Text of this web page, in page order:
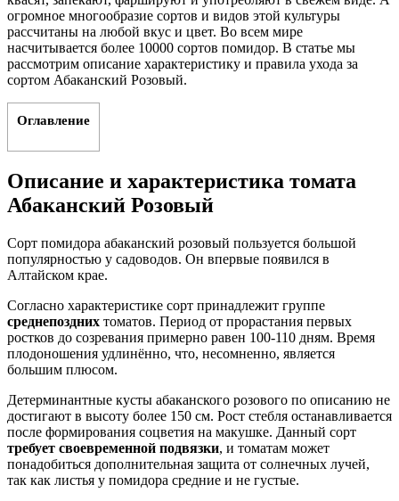
огромное многообразие сортов и видов этой культуры
рассчитаны на любой вкус и цвет. Во всем мире
насчитывается более 10000 сортов помидор. В статье мы
рассмотрим описание характеристику и правила ухода за
сортом Абаканский Розовый.
Оглавление
Описание и характеристика томата
Абаканский Розовый
Сорт помидора абаканский розовый пользуется большой
популярностью у садоводов. Он впервые появился в
Алтайском крае.
Согласно характеристике сорт принадлежит группе
среднепоздних томатов. Период от прорастания первых
ростков до созревания примерно равен 100-110 дням. Время
плодоношения удлинённо, что, несомненно, является
большим плюсом.
Детерминантные кусты абаканского розового по описанию не
достигают в высоту более 150 см. Рост стебля останавливается
после формирования соцветия на макушке. Данный сорт
требует своевременной подвязки, и томатам может
понадобиться дополнительная защита от солнечных лучей,
так как листья у помидора средние и не густые.